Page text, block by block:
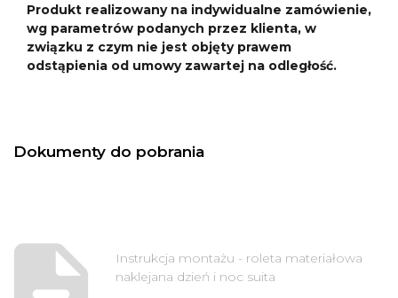
Produkt realizowany na indywidualne zamówienie,
wg parametrów podanych przez klienta, w
związku z czym nie jest objęty prawem
odstąpienia od umowy zawartej na odległość.
Dokumenty do pobrania
Instrukcja montażu - roleta materiałowa
naklejana dzień i noc suita